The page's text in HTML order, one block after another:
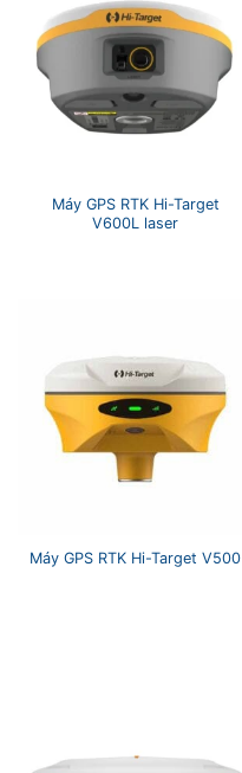
Máy GPS RTK Hi-Target
V600L laser
Máy GPS RTK Hi-Target V500